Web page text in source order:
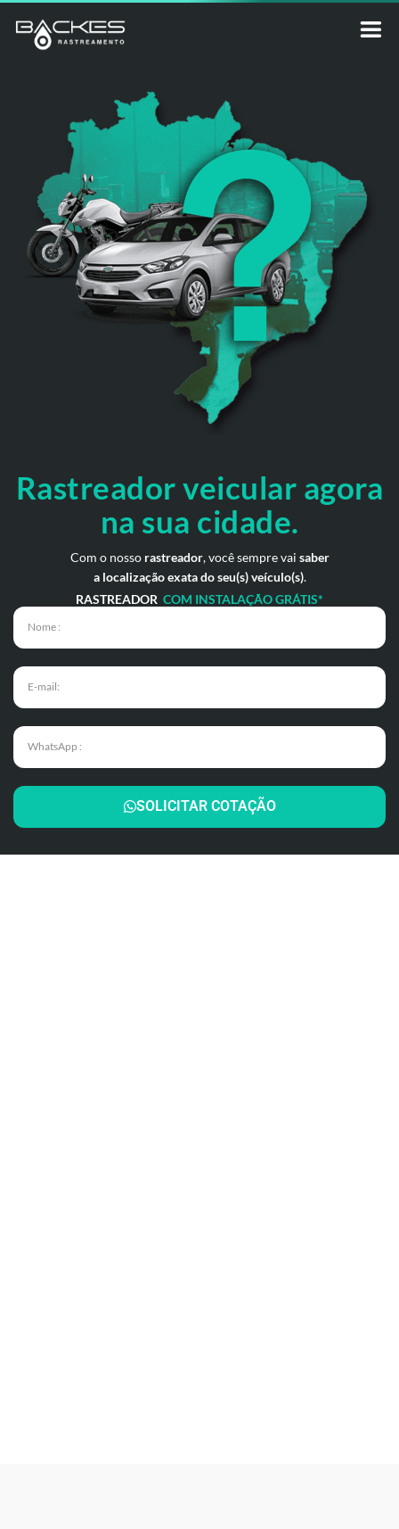
Rastreador veicular agora
na sua cidade.
Com o nosso rastreador, você sempre vai saber
a localização exata do seu(s) veículo(s).
RASTREADOR COM INSTALAÇÃO GRÁTIS*
SOLICITAR COTAÇÃO